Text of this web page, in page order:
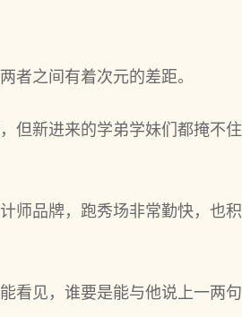
者之间有着次元的差距。
但新进来的学弟学妹们都掩不住
师品牌，跑秀场非常勤快，也积
看见，谁要是能与他说上一两句